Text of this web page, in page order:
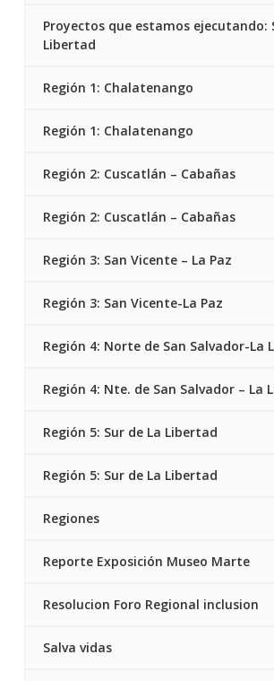
Proyectos que estamos ejecutando:
Libertad
Región 1: Chalatenango
Región 1: Chalatenango
Región 2: Cuscatlán – Cabañas
Región 2: Cuscatlán – Cabañas
Región 3: San Vicente – La Paz
Región 3: San Vicente-La Paz
Región 4: Norte de San Salvador-La
Región 4: Nte. de San Salvador – La
Región 5: Sur de La Libertad
Región 5: Sur de La Libertad
Regiones
Reporte Exposición Museo Marte
Resolucion Foro Regional inclusion
Salva vidas